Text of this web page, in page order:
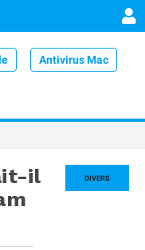
Antivirus Mac
DIVERS
il